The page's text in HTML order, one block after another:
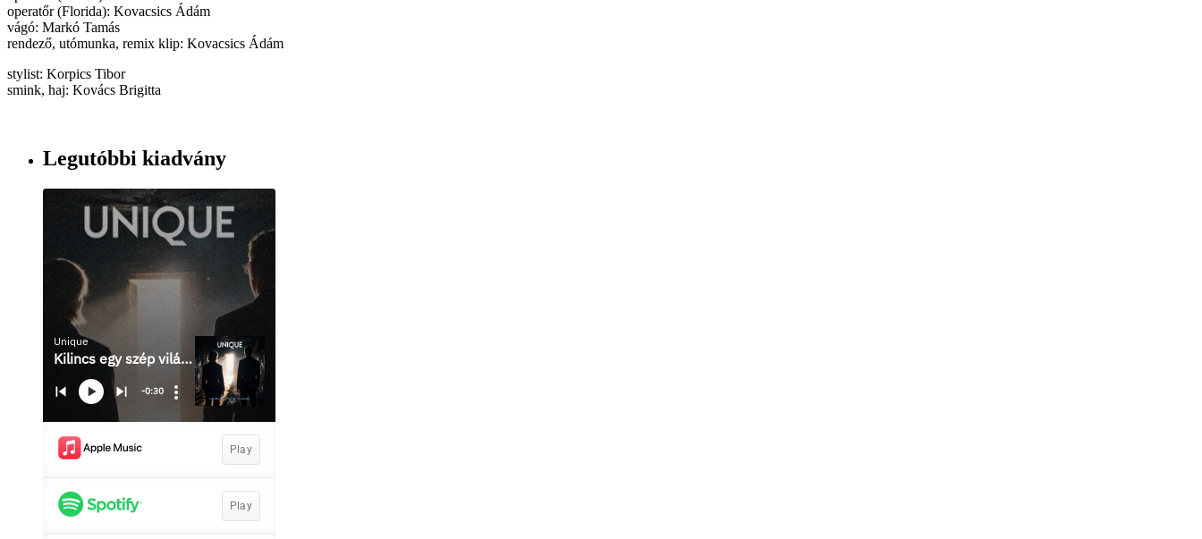
operatőr (Florida): Kovacsics Ádám
vágó: Markó Tamás
rendező, utómunka, remix klip: Kovacsics Ádám
stylist: Korpics Tibor
smink, haj: Kovács Brigitta
Legutóbbi kiadvány